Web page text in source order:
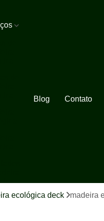
Blog Contato
ecológica deck madeira